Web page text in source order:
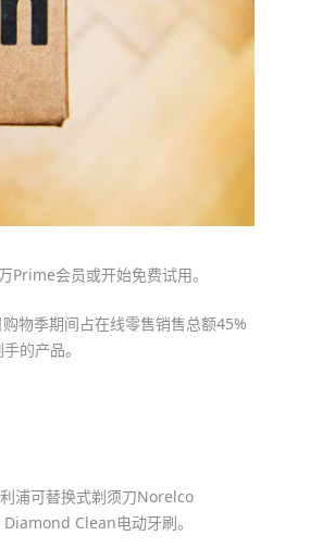
会员或开始免费试用。
物季期间占在线零售销售总额45%
的产品。
浦可替换式剃须刀Norelco
Clean电动牙刷。